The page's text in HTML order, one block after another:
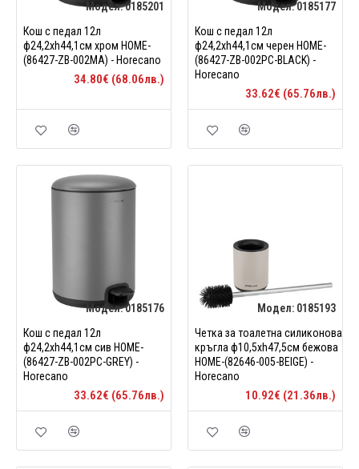
Модел:0185201
Кош с педал 12л
ф24,2xh44,1см хром HOME-
(86427-ZB-002MA) - Horecano
34.80€ (68.06лв.)
Модел:0185177
Кош с педал 12л
ф24,2xh44,1см черен HOME-
(86427-ZB-002PC-BLACK) -
Horecano
33.62€ (65.76лв.)
Модел:0185176
Кош с педал 12л
ф24,2xh44,1см сив HOME-
(86427-ZB-002PC-GREY) -
Horecano
33.62€ (65.76лв.)
Модел: 0185193
Четка за тоалетна силиконова
кръгла ф10,5xh47,5см бежова
HOME-(82646-005-BEIGE) -
Horecano
10.92€ (21.36лв.)